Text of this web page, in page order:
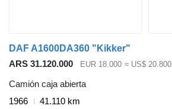
DAF A1600DA360 "Kikker"
ARS 31.120.000
EUR 18.000 ≈ US$ 20.800
Camión caja abierta
1966
41.110 km